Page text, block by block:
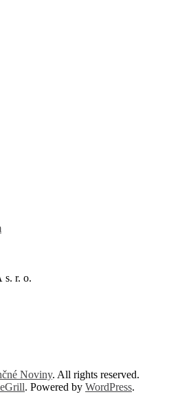
r. o.
Noviny. All rights reserved.
. Powered by WordPress.